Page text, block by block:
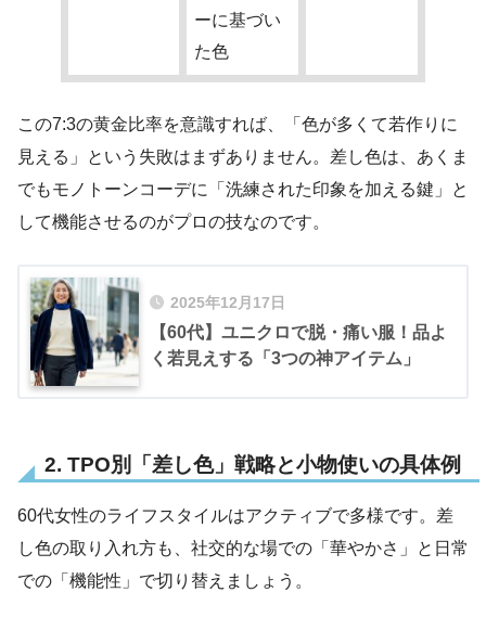
ーに基づい
た色
この7:3の黄金比率を意識すれば、「色が多くて若作りに
見える」という失敗はまずありません。差し色は、あくま
でもモノトーンコーデに「洗練された印象を加える鍵」と
して機能させるのがプロの技なのです。
2025年12月17日
【60代】ユニクロで脱・痛い服！品よ
く若見えする「3つの神アイテム」
2. TPO別「差し色」戦略と小物使いの具体例
60代女性のライフスタイルはアクティブで多様です。差
し色の取り入れ方も、社交的な場での「華やかさ」と日常
での「機能性」で切り替えましょう。